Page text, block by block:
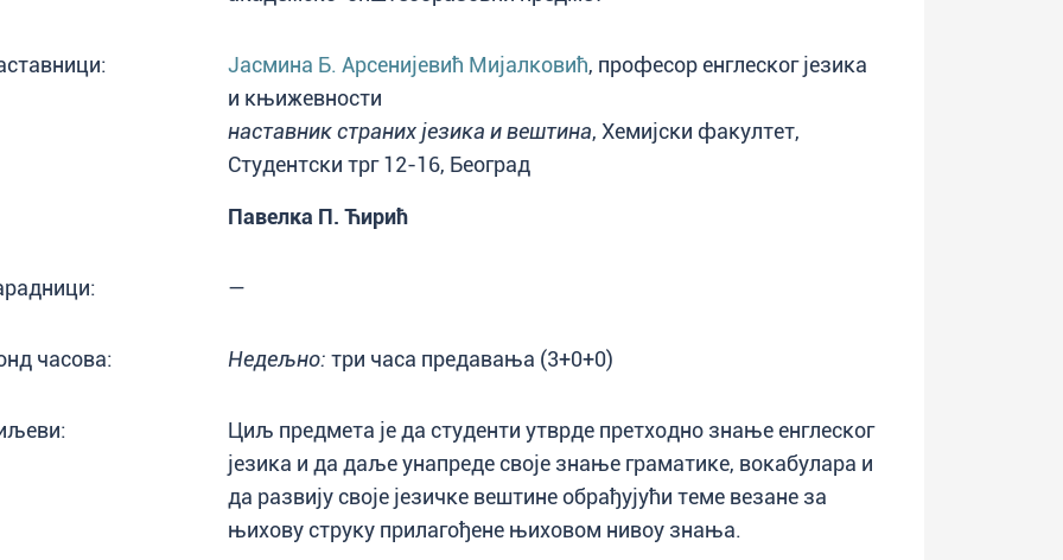
Јасмина Б. Арсенијевић Мијалковић, професор енглеског језика
и књижевности
наставник страних језика и вештина, Хемијски факултет,
Студентски трг 12-16, Београд
Павелка П. Ћирић
—
часова: Недељно: три часа предавања (3+0+0)
Циљ предмета је да студенти утврде претходно знање енглеског
језика и да даље унапреде своје знање граматике, вокабулара и
да развију своје језичке вештине обрађујући теме везане за
њихову струку прилагођене њиховом нивоу знања.